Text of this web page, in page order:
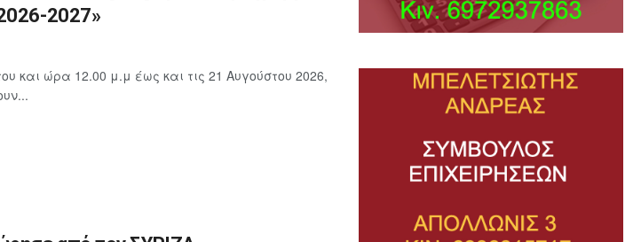
2027»
και ώρα 12.00 μ.μ έως και τις 21 Αυγούστου 2026,